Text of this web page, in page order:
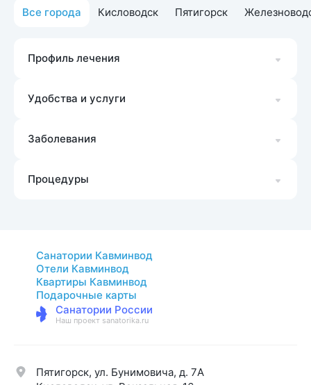
Все города Кисловодск Пятигорск
Профиль лечения
Удобства и услуги
Заболевания
Процедуры
Санатории Кавминвод
Отели Кавминвод
Квартиры Кавминвод
Подарочные карты
Санатории России
Наш проект sanatorika.ru
Пятигорск, ул. Бунимовича, д. 7A